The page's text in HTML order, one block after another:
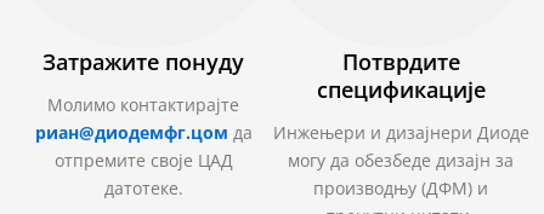
Затражите понуду
Молимо контактирајте
риан@диодемфг.цом да
отпремите своје ЦАД
датотеке.
Потврдите
спецификације
Инжењери и дизајнери Диоде
могу да обезбеде дизајн за
производњу (ДФМ) и